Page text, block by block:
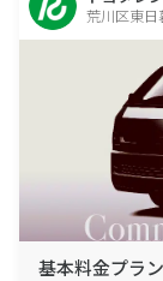
荒川区東日
基本料金プラン